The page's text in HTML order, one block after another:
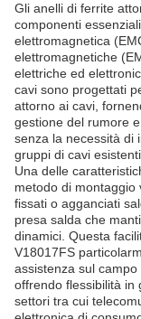
Gli anelli di ferrite
componenti
elettromagnetica
elettromagnetiche
elettriche ed
cavi sono progettati
attorno ai cavi,
gestione del rumore
senza la necessità di
gruppi di cavi esistenti.
Una delle
metodo di montaggio
fissati o agganciati
presa salda che
dinamici. Questa
V18017FS
assistenza sul
offrendo flessibilità in
settori tra cui